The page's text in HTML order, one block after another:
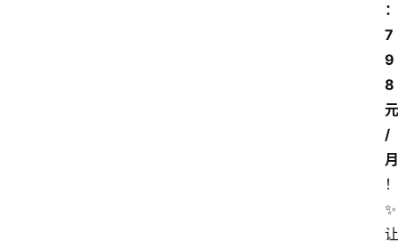
：
7
9
8
元
/
月
！
✨
让